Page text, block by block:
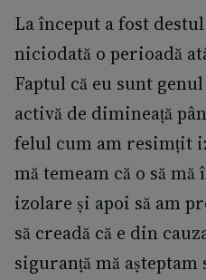
La început a fost
niciodată o perioadă
Faptul că eu sunt
activă de dimineață
felul cum am resimțit
mă temeam că o să
izolare și apoi să am
să creadă că e din
siguranță mă așteptam